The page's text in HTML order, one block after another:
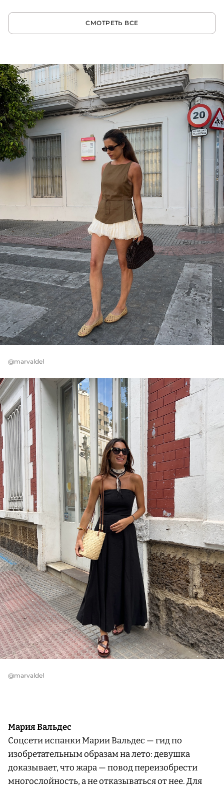
СМОТРЕТЬ ВСЕ
@marvaldel
@marvaldel
Мария Вальдес
Соцсети испанки Марии Вальдес — гид по
изобретательным образам на лето: девушка
доказывает, что жара — повод переизобрести
многослойность, а не отказываться от нее. Для